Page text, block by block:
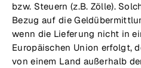
bzw. Steuern (z.B. Zölle).
Bezug auf die
wenn die Lieferung nicht in
Europäischen Union erfolgt,
von einem Land außerhalb